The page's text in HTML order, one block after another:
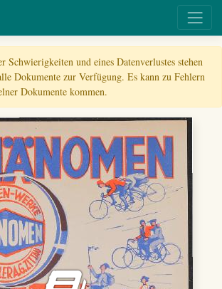
Schwierigkeiten und eines Datenverlustes stehen
Dokumente zur Verfügung. Es kann zu Fehlern
Dokumente kommen.